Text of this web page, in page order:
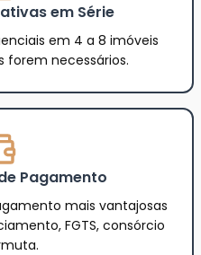
em Série
em 4 a 8 imóveis
forem necessários.
Pagamento
mais vantajosas
FGTS, consórcio